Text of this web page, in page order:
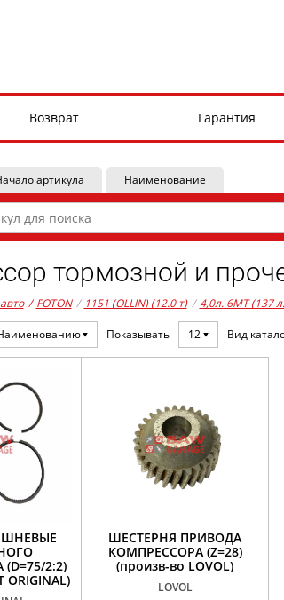
Возврат Гарантия
артикула Наименование
тормозной и
/ FOTON / 1151 (OLLIN) (12.0 т) / 4,0л. 6MT (137
Показывать 12 Вид
2:2)
ORIGINAL)
ШЕСТЕРНЯ ПРИВОДА
КОМПРЕССОРА (Z=28)
(произв-во LOVOL)
LOVOL